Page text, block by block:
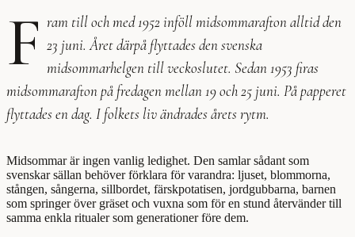
F ram till och med 1952 inföll midsommarafton alltid den
23 juni. Året därpå flyttades den svenska
midsommarhelgen till veckoslutet. Sedan 1953 firas
midsommarafton på fredagen mellan 19 och 25 juni. På papperet
flyttades en dag. I folkets liv ändrades årets rytm.
Midsommar är ingen vanlig ledighet. Den samlar sådant som
svenskar sällan behöver förklara för varandra: ljuset, blommorna,
stången, sångerna, sillbordet, färskpotatisen, jordgubbarna, barnen
som springer över gräset och vuxna som för en stund återvänder till
samma enkla ritualer som generationer före dem.